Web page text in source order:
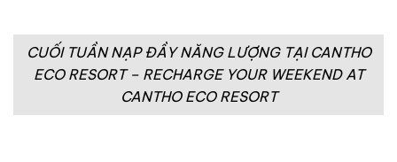
CUỐI TUẦN NẠP ĐẦY NĂNG LƯỢNG TẠI CANTHO
ECO RESORT – RECHARGE YOUR WEEKEND AT
CANTHO ECO RESORT